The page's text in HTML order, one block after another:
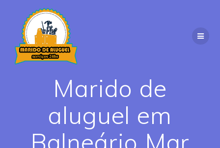
Marido de
aluguel em